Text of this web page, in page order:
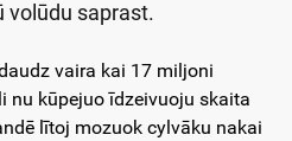
volūdu saprast.
vaira kai 17 miljoni
nu kūpejuo īdzeivuoju skaita
lītoj mozuok cylvāku nakai